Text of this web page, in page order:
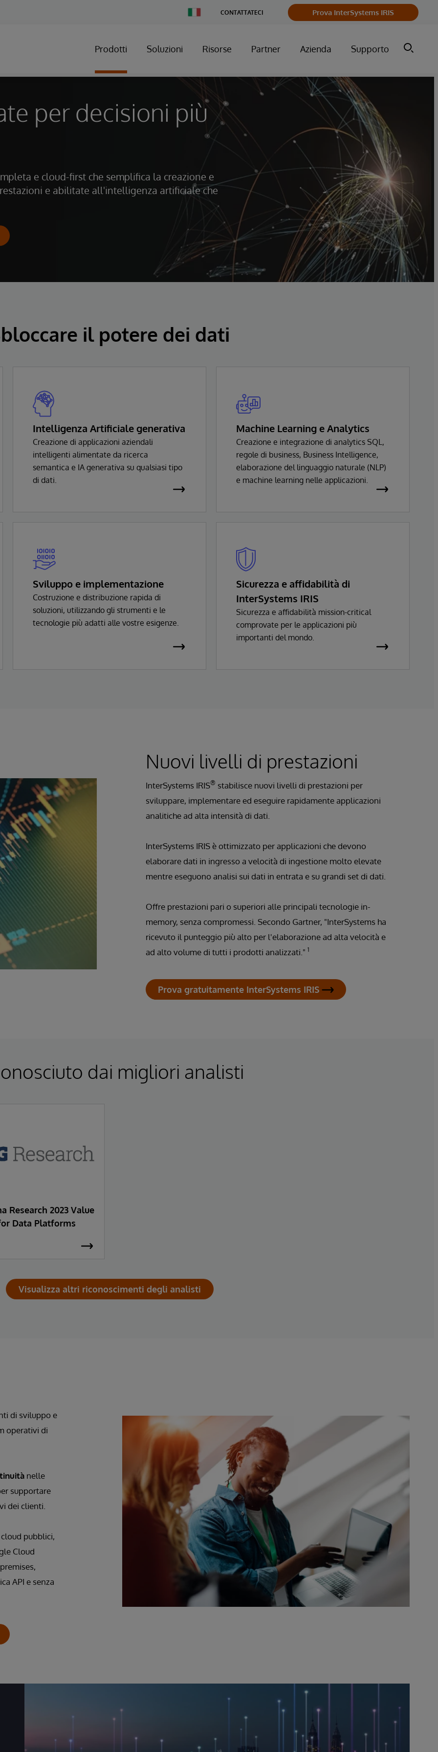
Country
CONTATTATECI Prova InterSystems IRIS
Prodotti Soluzioni Risorse Partner Azienda Supporto
per decisioni più
e cloud-first che semplifica la creazione e
e abilitate all'intelligenza artificiale che
il potere dei dati
Intelligenza Artificiale generativa
Creazione di applicazioni aziendali
intelligenti alimentate da ricerca
semantica e IA generativa su qualsiasi tipo
di dati.
Machine Learning e Analytics
Creazione e integrazione di analytics SQL,
regole di business, Business Intelligence,
elaborazione del linguaggio naturale (NLP)
e machine learning nelle applicazioni.
Sviluppo e implementazione
Costruzione e distribuzione rapida di
soluzioni, utilizzando gli strumenti e le
tecnologie più adatti alle vostre esigenze.
Sicurezza e affidabilità di
InterSystems IRIS
Sicurezza e affidabilità mission-critical
comprovate per le applicazioni più
importanti del mondo.
Nuovi livelli di prestazioni
InterSystems IRIS® stabilisce nuovi livelli di prestazioni per
sviluppare, implementare ed eseguire rapidamente applicazioni
analitiche ad alta intensità di dati.
InterSystems IRIS è ottimizzato per applicazioni che devono
elaborare dati in ingresso a velocità di ingestione molto elevate
mentre eseguono analisi sui dati in entrata e su grandi set di dati.
Offre prestazioni pari o superiori alle principali tecnologie in-
memory, senza compromessi. Secondo Gartner, "InterSystems ha
ricevuto il punteggio più alto per l'elaborazione ad alta velocità e
ad alto volume di tutti i prodotti analizzati." 1
Prova gratuitamente InterSystems IRIS
dai migliori analisti
Research 2023 Value
Data Platforms
Visualizza altri riconoscimenti degli analisti
di sviluppo e
operativi di
nelle
supportare
dei clienti.
pubblici,
Cloud
API e senza